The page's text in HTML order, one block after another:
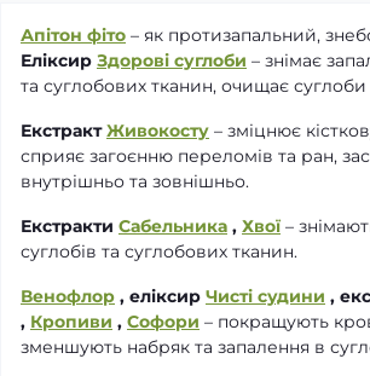
Апітон фіто – як протизапальний,
Еліксир Здорові суглоби – знімає
та суглобових тканин, очищає суглоби
ЕкстрактЖивокосту – зміцнює
сприяє загоєнню переломів та ран,
внутрішньо та зовнішньо.
Екстракти Сабельника , Хвої–
суглобів та суглобових тканин.
Венофлор , еліксир Чисті судини ,
, Кропиви , Софори – покращують
зменшують набряк та запалення в